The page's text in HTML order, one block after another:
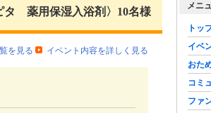
タ 薬用保湿入浴剤〉10名様
を見る イベント内容を詳しく見る
メニ
トッ
イベ
おた
コミ
ファ